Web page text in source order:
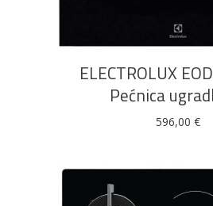
ELECTROLUX
Pećnica
596,00 €